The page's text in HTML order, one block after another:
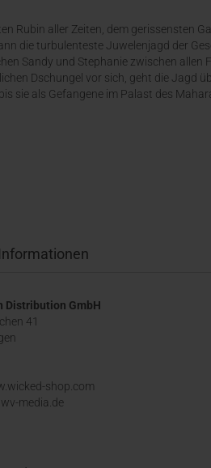
Rubin aller Zeiten, dem gerissensten
die turbulenteste Juwelenjagd der
Sandy und Stephanie zwischen allen
Dschungel vor sich, geht die Jagd
sie als Gefangene im Palast des
Distribution GmbH
41
shop.com
media.de